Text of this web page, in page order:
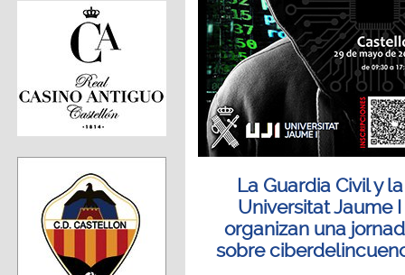
La Guardia Civil y la
Universitat Jaume I
organizan una
sobre